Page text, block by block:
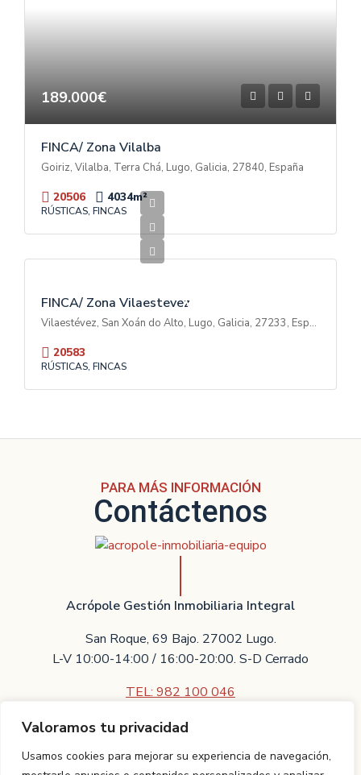
Valoramos tu privacidad
Usamos cookies para mejorar su experiencia de navegación,
189.000€
FINCA/ Zona Vilalba
Goiriz, Vilalba, Terra Chá, Lugo, Galicia, 27840, España
20506 4034m²
RÚSTICAS, FINCAS
T
A
FINCA/ Zona Vilaestevez
Vilaestévez, San Xoán do Alto, Lugo, Galicia, 27233, España
20583
RÚSTICAS, FINCAS
PARA MÁS INFORMACIÓN
Contáctenos
Acrópole Gestión Inmobiliaria Integral
San Roque, 69 Bajo. 27002 Lugo.
L-V 10:00-14:00 / 16:00-20:00. S-D Cerrado
TEL: 982 100 046
Contáctenos